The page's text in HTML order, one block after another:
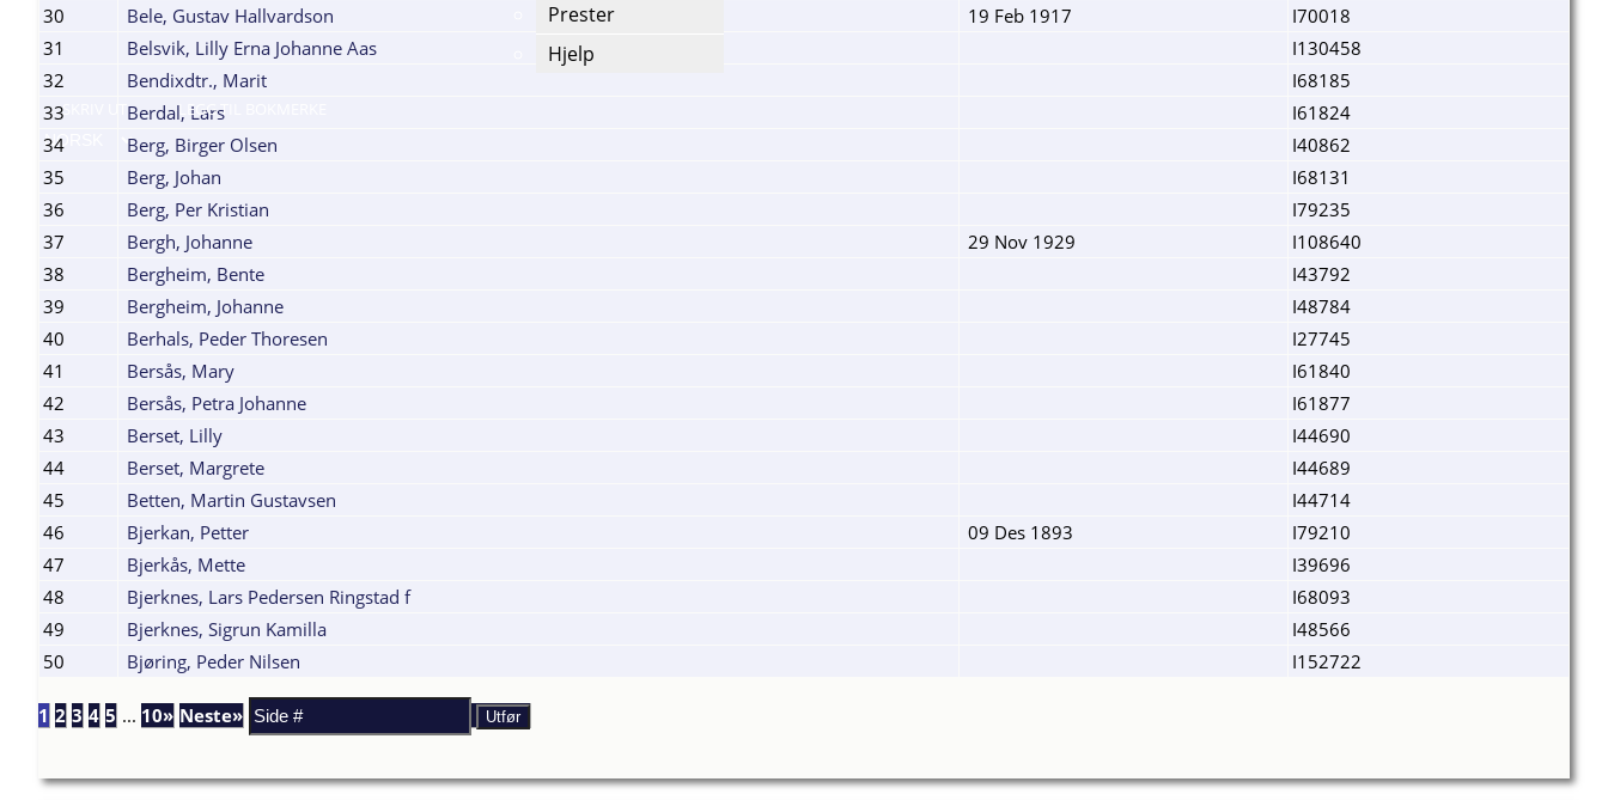
Prester
Hjelp
SKRIV UT LEGG TIL BOKMERKE
30
Bele, Gustav Hallvardson 19 Feb 1917
I70018
31
Belsvik, Lilly Erna Johanne Aas
I130458
32
Bendixdtr., Marit
I68185
33
Berdal, Lars
I61824
34
Berg, Birger Olsen
I40862
35
Berg, Johan
I68131
36
Berg, Per Kristian
I79235
37
Bergh, Johanne 29 Nov 1929
I108640
38
Bergheim, Bente
I43792
39
Bergheim, Johanne
I48784
40
Berhals, Peder Thoresen
I27745
41
Bersås, Mary
I61840
42
Bersås, Petra Johanne
I61877
43
Berset, Lilly
I44690
44
Berset, Margrete
I44689
45
Betten, Martin Gustavsen
I44714
46
Bjerkan, Petter 09 Des 1893
I79210
47
Bjerkås, Mette
I39696
48
Bjerknes, Lars Pedersen Ringstad f
I68093
49
Bjerknes, Sigrun Kamilla
I48566
50
Bjøring, Peder Nilsen I152722
1 2 3 4 5 ... 10» Neste»